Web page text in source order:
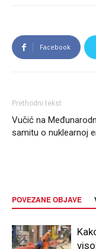
Facebook
Prethodni tekst
Vučić na
samitu o nuklearnoj
POVEZANE OBJAVE